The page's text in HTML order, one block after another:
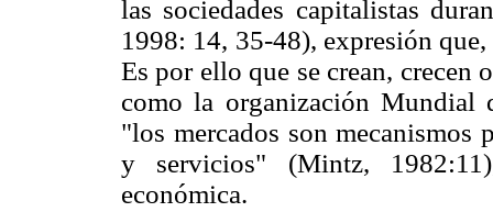
las sociedades capitalistas
1998: 14, 35-48), expresión
Es por ello que se crean, crecen
como la organización Mundial
"los mercados son mecanismos
y servicios" (Mintz,
económica.